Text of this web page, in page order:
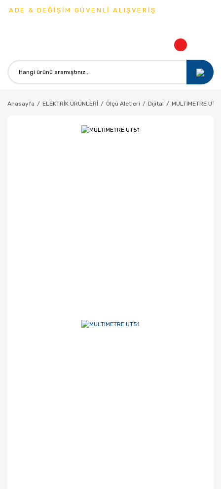
& DEĞİŞİM GÜVENLİ ALIŞVERİŞ
Anasayfa ELEKTRİK ÜRÜNLERİ Ölçü Aletleri Dijital MULTIMETRE